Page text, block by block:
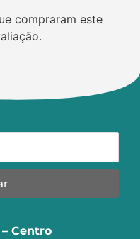
compraram este
Centro